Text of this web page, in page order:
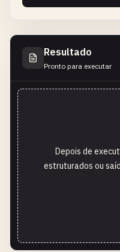
Resultado
Pronto para executar
Depois de
estruturados ou